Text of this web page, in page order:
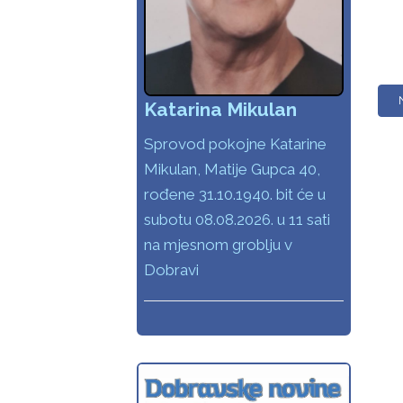
Katarina Mikulan
Sprovod pokojne Katarine
Mikulan, Matije Gupca 40,
rođene 31.10.1940. bit će u
subotu 08.08.2026. u 11 sati
na mjesnom groblju v
Dobravi